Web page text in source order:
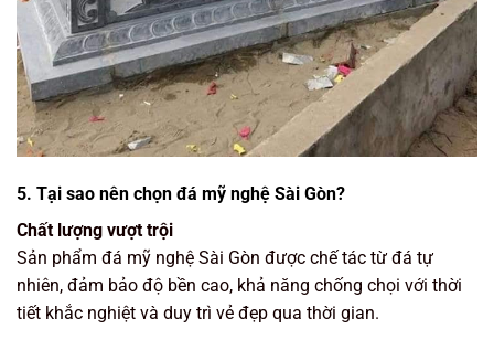
5. Tại sao nên chọn đá mỹ nghệ Sài Gòn?
Chất lượng vượt trội
Sản phẩm đá mỹ nghệ Sài Gòn được chế tác từ đá tự
nhiên, đảm bảo độ bền cao, khả năng chống chọi với thời
tiết khắc nghiệt và duy trì vẻ đẹp qua thời gian.